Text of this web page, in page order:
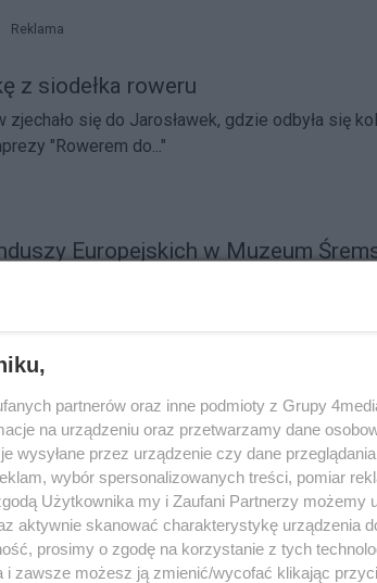
Reklama
z siodełka roweru
się do Jarosławek, gdzie odbyła się
"Rowerem do..."
Europejskich w Muzeum
ma pomysł na sypiącą się
zaprzysiężony burmistrz Dolska, już ma
sali sportowej w Dolsku, która przez osuwisko
partnerów oraz inne podmioty z Grupy
na urządzeniu oraz przetwarzamy dane
wysyłane przez urządzenie czy dane
wybór spersonalizowanych treści, pomiar
Użytkownika my i Zaufani Partnerzy możemy
aktywnie skanować charakterystykę urządzenia
prosimy o zgodę na korzystanie z tych
i zawsze możesz ją zmienić/wycofać klikając